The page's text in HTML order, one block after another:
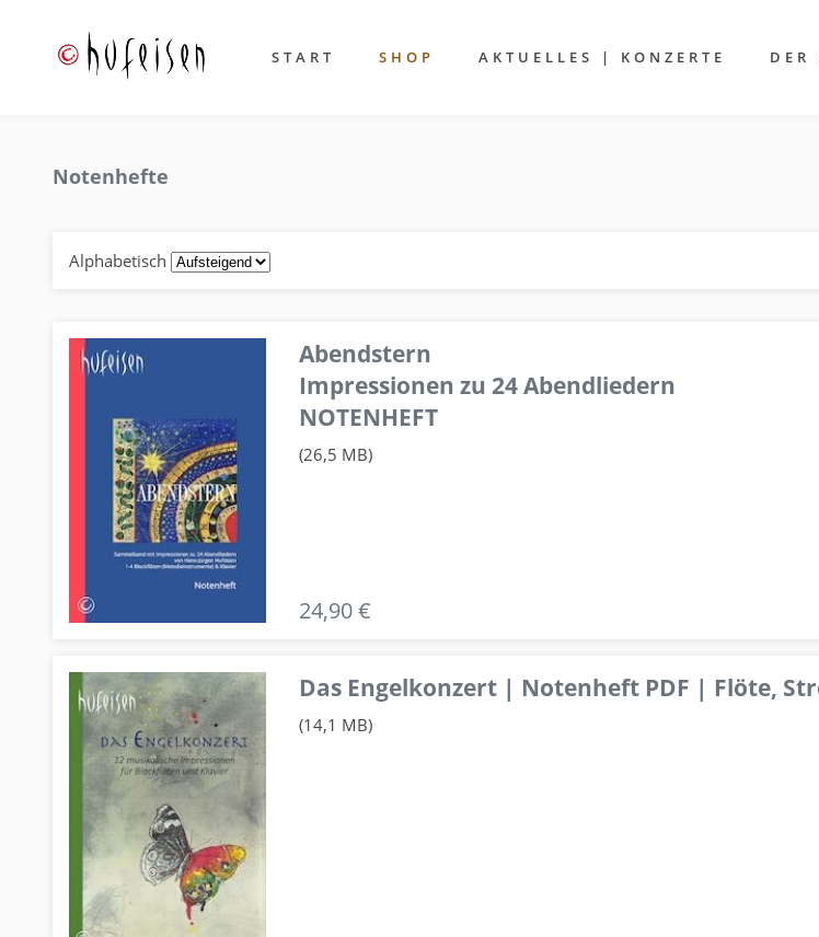
START SHOP AKTUELLES | KONZERTE DER
Notenhefte
Alphabetisch
Abendstern
Impressionen zu 24 Abendliedern
NOTENHEFT
(26,5 MB)
24,90 €
Das Engelkonzert | Notenheft PDF | Flöte,
(14,1 MB)